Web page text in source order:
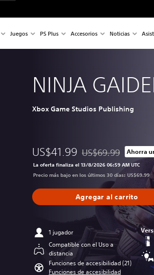
Juegos PS Plus Accesorios Noticias
NINJA
Xbox Game Studios Publishing
US$41.99 Rebajado del precio
US$69.99 Ahorra
La oferta finaliza el 13/8/2026 06:59 AM UTC
Precio más bajo en los últimos 30 días: US$69.99
Agregar al carrito
1 jugador
Compatible con el Uso a
distancia
Funciones de accesibilidad (21)
Funciones de accesibilidad